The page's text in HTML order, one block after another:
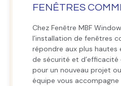
FENÊTRES
Chez Fenêtre MBF
l’installation de fenêtres
répondre aux plus hautes
de sécurité et
pour un nouveau projet
équipe vous